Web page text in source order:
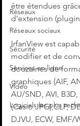
Réseaux
Réseaux sociaux
Sécurité
Services en ligne
Video
Logiciels les plus
être étendues
d'extension
IrfanView est
modifier et de
douzaines de
graphiques (AIF,
AU/SND, AVI,
(Casio JPG),CLP,
DJVU, ECW, EMF/